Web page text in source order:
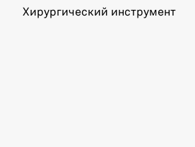
Хирургический инструмент